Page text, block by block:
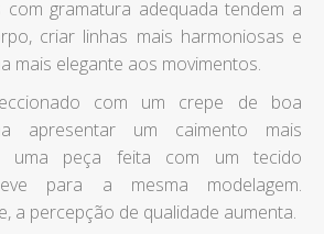
com gramatura adequada tendem a
criar linhas mais harmoniosas e
mais elegante aos movimentos.
com um crepe de boa
apresentar um caimento mais
uma peça feita com um tecido
para a mesma modelagem.
a percepção de qualidade aumenta.